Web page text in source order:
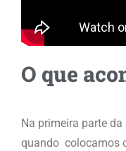
O que
Na primeira parte
quando colocamos